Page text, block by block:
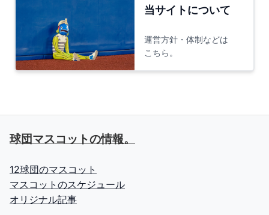
当サイトについて
運営方針・体制などは
こちら。
球団マスコットの情報。
12球団のマスコット
マスコットのスケジュール
オリジナル記事